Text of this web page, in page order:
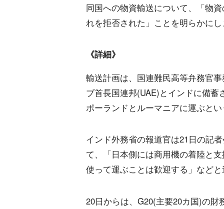
同国への物資輸送について、「物
れを拒否された」ことを明らかに
《詳細》
輸送計画は、国連難民高等弁務官
ブ首長国連邦(UAE)とインドに備
ポーランドとルーマニアに運ぶと
インド外務省の報道官は21日の記
て、「日本側には商用機の着陸と
使って運ぶことは歓迎する」など
20日からは、G20(主要20カ国)の